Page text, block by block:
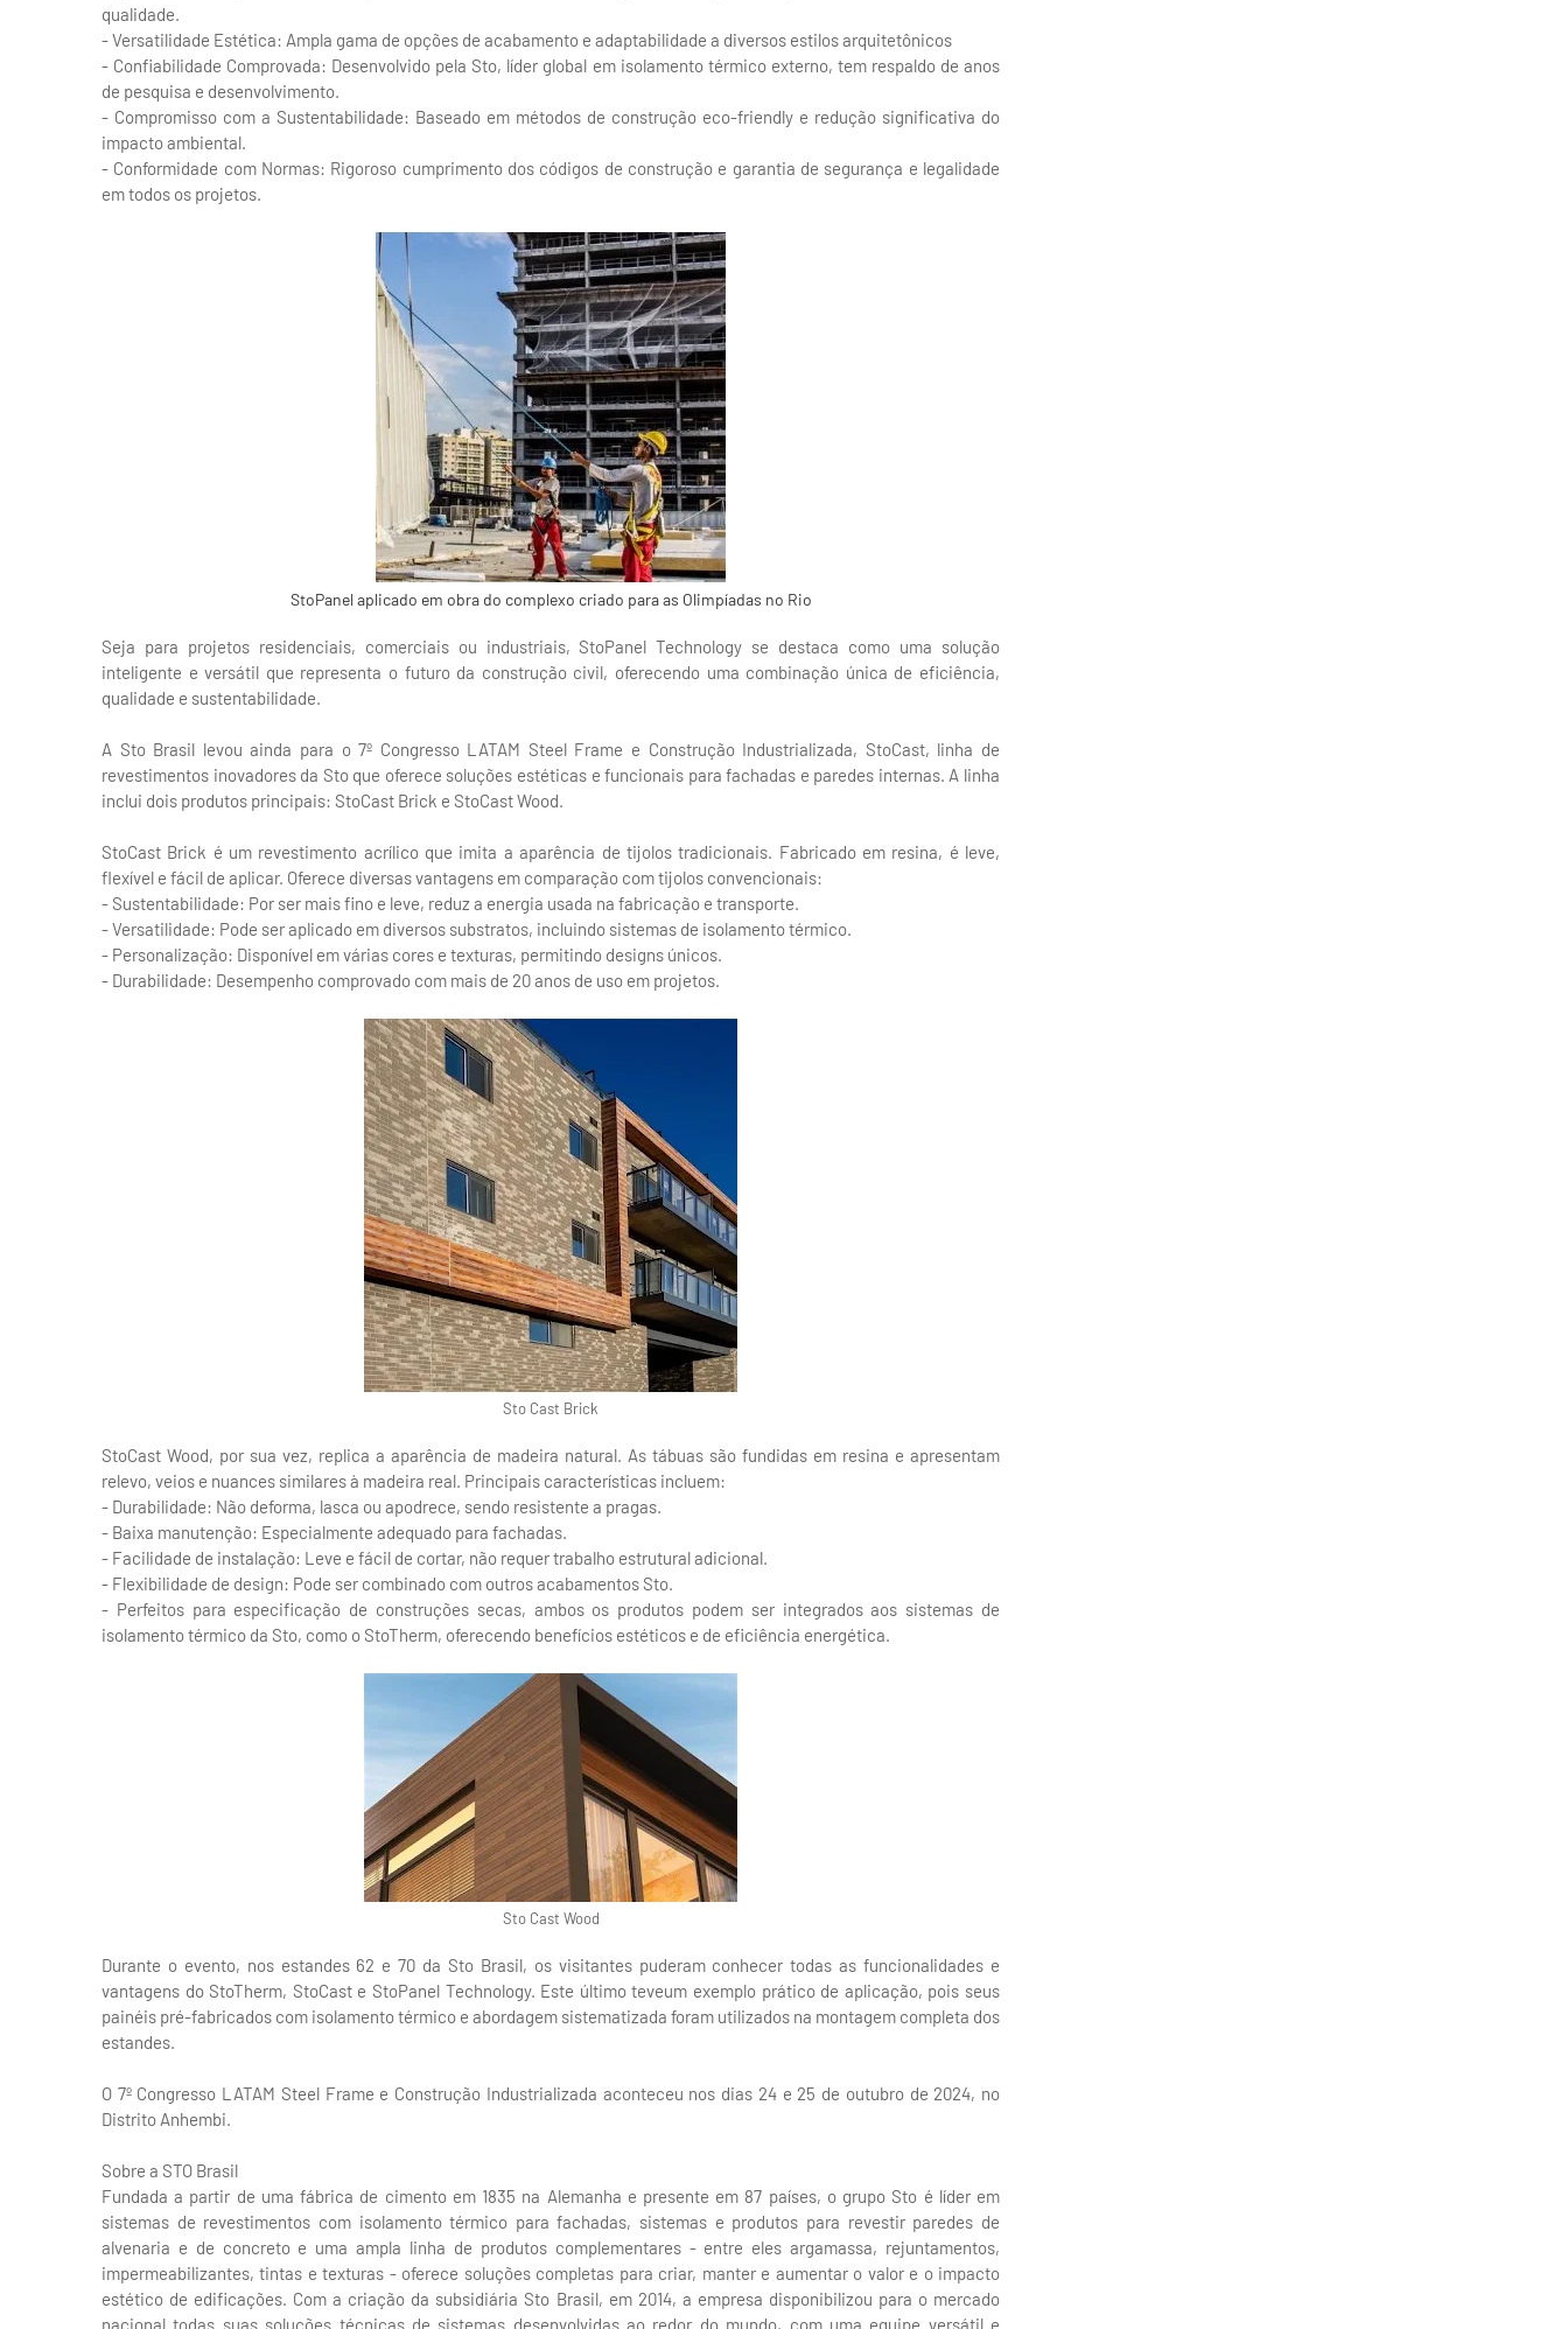
qualidade.
- Versatilidade Estética: Ampla gama de opções de acabamento e adaptabilidade a diversos estilos arquitetônicos
- Confiabilidade Comprovada: Desenvolvido pela Sto, líder global em isolamento térmico externo, tem respaldo de anos
de pesquisa e desenvolvimento.
- Compromisso com a Sustentabilidade: Baseado em métodos de construção eco-friendly e redução significativa do
impacto ambiental.
- Conformidade com Normas: Rigoroso cumprimento dos códigos de construção e garantia de segurança e legalidade
em todos os projetos.
StoPanel aplicado em obra do complexo criado para as Olimpíadas no Rio
Seja para projetos residenciais, comerciais ou industriais, StoPanel Technology se destaca como uma solução
inteligente e versátil que representa o futuro da construção civil, oferecendo uma combinação única de eficiência,
qualidade e sustentabilidade.
A Sto Brasil levou ainda para o 7º Congresso LATAM Steel Frame e Construção Industrializada, StoCast, linha de
revestimentos inovadores da Sto que oferece soluções estéticas e funcionais para fachadas e paredes internas. A linha
inclui dois produtos principais: StoCast Brick e StoCast Wood.
StoCast Brick é um revestimento acrílico que imita a aparência de tijolos tradicionais. Fabricado em resina, é leve,
flexível e fácil de aplicar. Oferece diversas vantagens em comparação com tijolos convencionais:
- Sustentabilidade: Por ser mais fino e leve, reduz a energia usada na fabricação e transporte.
- Versatilidade: Pode ser aplicado em diversos substratos, incluindo sistemas de isolamento térmico.
- Personalização: Disponível em várias cores e texturas, permitindo designs únicos.
- Durabilidade: Desempenho comprovado com mais de 20 anos de uso em projetos.
Sto Cast Brick
StoCast Wood, por sua vez, replica a aparência de madeira natural. As tábuas são fundidas em resina e apresentam
relevo, veios e nuances similares à madeira real. Principais características incluem:
- Durabilidade: Não deforma, lasca ou apodrece, sendo resistente a pragas.
- Baixa manutenção: Especialmente adequado para fachadas.
- Facilidade de instalação: Leve e fácil de cortar, não requer trabalho estrutural adicional.
- Flexibilidade de design: Pode ser combinado com outros acabamentos Sto.
- Perfeitos para especificação de construções secas, ambos os produtos podem ser integrados aos sistemas de
isolamento térmico da Sto, como o StoTherm, oferecendo benefícios estéticos e de eficiência energética.
Sto Cast Wood
Durante o evento, nos estandes 62 e 70 da Sto Brasil, os visitantes puderam conhecer todas as funcionalidades e
vantagens do StoTherm, StoCast e StoPanel Technology. Este último teveum exemplo prático de aplicação, pois seus
painéis pré-fabricados com isolamento térmico e abordagem sistematizada foram utilizados na montagem completa dos
estandes.
O 7º Congresso LATAM Steel Frame e Construção Industrializada aconteceu nos dias 24 e 25 de outubro de 2024, no
Distrito Anhembi.
Sobre a STO Brasil
Fundada a partir de uma fábrica de cimento em 1835 na Alemanha e presente em 87 países, o grupo Sto é líder em
sistemas de revestimentos com isolamento térmico para fachadas, sistemas e produtos para revestir paredes de
alvenaria e de concreto e uma ampla linha de produtos complementares - entre eles argamassa, rejuntamentos,
impermeabilizantes, tintas e texturas - oferece soluções completas para criar, manter e aumentar o valor e o impacto
estético de edificações. Com a criação da subsidiária Sto Brasil, em 2014, a empresa disponibilizou para o mercado
nacional todas suas soluções técnicas de sistemas desenvolvidas ao redor do mundo, com uma equipe versátil e